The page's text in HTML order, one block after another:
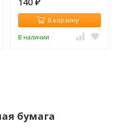
₽
В корзину
В наличии
бумага